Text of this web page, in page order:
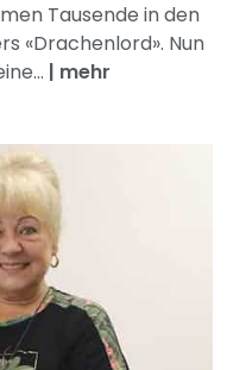
Tausende in den
«Drachenlord». Nun
| mehr